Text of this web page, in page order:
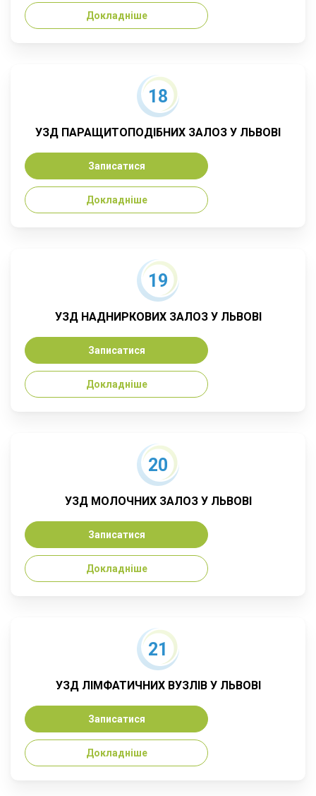
Докладніше
18
УЗД ПАРАЩИТОПОДІБНИХ ЗАЛОЗ У ЛЬВОВІ
Записатися
Докладніше
19
УЗД НАДНИРКОВИХ ЗАЛОЗ У ЛЬВОВІ
Записатися
Докладніше
20
УЗД МОЛОЧНИХ ЗАЛОЗ У ЛЬВОВІ
Записатися
Докладніше
21
УЗД ЛІМФАТИЧНИХ ВУЗЛІВ У ЛЬВОВІ
Записатися
Докладніше